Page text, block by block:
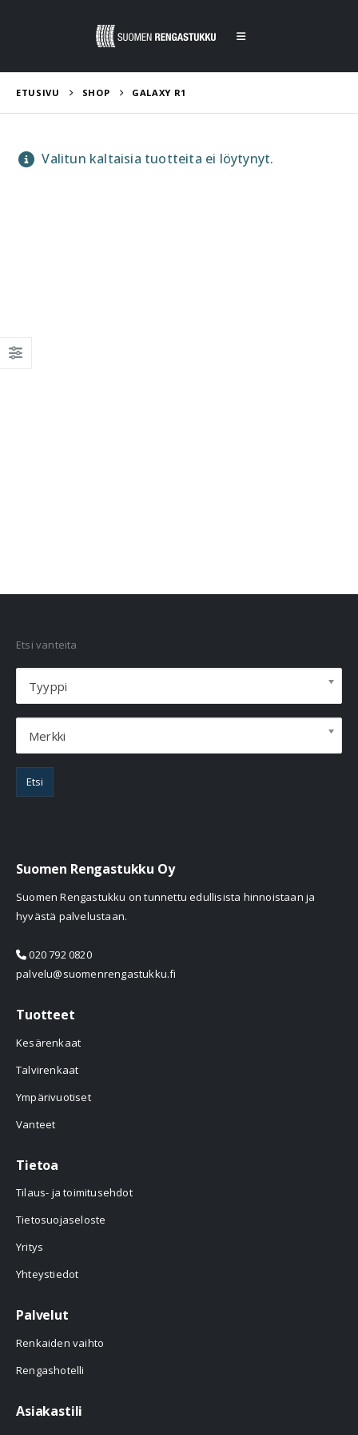
ETUSIVU SHOP GALAXY R1
Valitun kaltaisia tuotteita ei löytynyt.
Etsi vanteita
Tyyppi
Merkki
Etsi
Suomen Rengastukku Oy
Suomen Rengastukku on tunnettu edullisista hinnoistaan ja
hyvästä palvelustaan.
020 792 0820
palvelu@suomenrengastukku.fi
Tuotteet
Kesärenkaat
Talvirenkaat
Ympärivuotiset
Vanteet
Tietoa
Tilaus- ja toimitusehdot
Tietosuojaseloste
Yritys
Yhteystiedot
Palvelut
Renkaiden vaihto
Rengashotelli
Asiakastili